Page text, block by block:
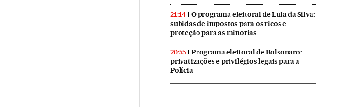
21:14
O programa eleitoral de Lula da Silva:
subidas de impostos para os ricos e
proteção para as minorias
20:55
Programa eleitoral de Bolsonaro:
privatizações e privilégios legais para a
Polícia